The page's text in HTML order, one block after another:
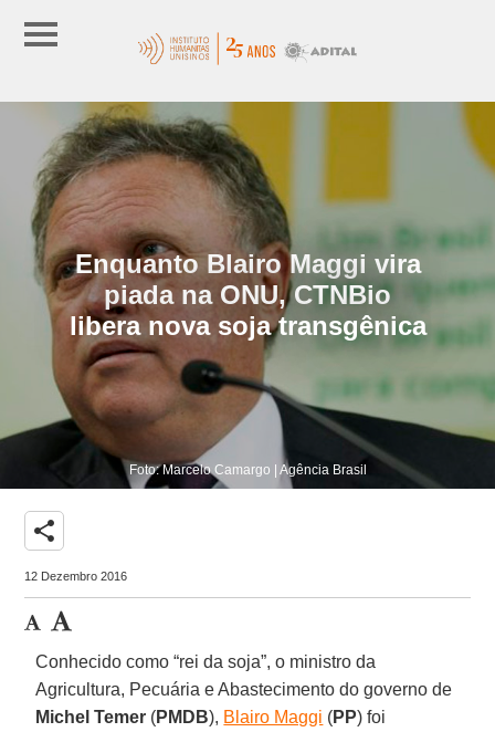
Enquanto Blairo Maggi vira
piada na ONU, CTNBio
libera nova soja transgênica
Foto: Marcelo Camargo | Agência Brasil
share
12 Dezembro 2016
Conhecido como “rei da soja”, o ministro da
Agricultura, Pecuária e Abastecimento do governo de
Michel Temer (PMDB), Blairo Maggi (PP) foi